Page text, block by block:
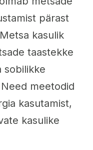
pärast
kasulik
taastekke
sobilikke
meetodid
kasutamist,
kasulike